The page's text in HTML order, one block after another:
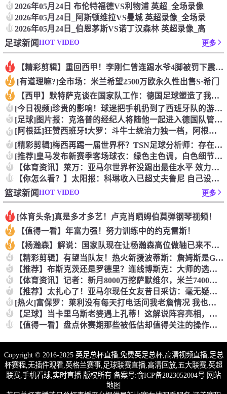
8 2026年05月24日 布伦特福德VS利物浦 英超_全场录像
9 2026年05月24日_阿斯顿维拉VS曼城 英超录像_全场录
102026年05月24日_伯恩茅斯VS诺丁汉森林 英超录像_高
足球新闻HOT VIDEO 更多
1 【精彩剪辑】重回西甲！李刚仁曾连踢水爷4脚被罚下震惊足坛
2 [有道理嘛?]全市场：米兰希望2500万欧永久性出售S·希门
3 【西甲】默特萨克谈在国家队工作：德国足球塑造了我的人生，感谢
4 [今日视频]珍贵的影响！球迷把手机扔到了西班牙队的游行大巴上
5 [足球]图片报：克洛普的经纪人将随他一起进入德国队管理团队
6 [阿根廷]狂赞西班牙❗大罗：斗牛士统治力独一档，阿根廷有梅西
7 [精彩剪辑]梅西再踢一届世界杯？TSN足球分析师：存在可能性
8 [推荐]皇马发布新赛季客场球衣：绿色主色调，白色细节+经典肩
9 【体育资讯】莱万：亚马尔世界杯没踢出最佳水平 效力过巴萨后就
10 【你怎么看？】太阳报：科琳收入已超丈夫鲁尼 自己设计服装8岁
篮球新闻HOT VIDEO 更多
1 [体育头条]真是多才多艺！卢克肖晒姆伯莫弹钢琴视频！
2 【值得一看】年富力强！努力训练中的约克雷斯！
3 【杨瀚森】解说：国家队现在让杨瀚森高位做轴已来不及了 多打打
4 【精彩剪辑】有望当队友！热火新援波蒂斯：詹姆斯是GOAT！我
5 【推荐】布斯克茨还是罗德里？连线博斯克：大师的选择会是谁？
6 【体育资讯】记者：新月8000万挖萨默维尔，米兰7400万买
7 【推荐】太扎心了！亚马尔现任女友昔日采访：毫无疑问更喜欢贝林
8 [热火]富保罗：莱利没有每天打电话问我老詹情况 我也告知其他
9 【足球】当卡里乌斯老婆遇上孔蒂！这解说阵容亮相，排场直接拉满
10 【值得一看】盘点休赛期那些被低估却值得关注的操作：尚帕尼低价
Copyright © 2016-2025 英足总杯直播,免费英足总杯,高清视频直播,足总
杯赛程,无插件观看,英格兰赛事,足球联赛直播,高清回放,五大联赛,英超
联赛,手机看球,实时直播 版权所有 备案号:俞ICP备2023052004号 网站
地图